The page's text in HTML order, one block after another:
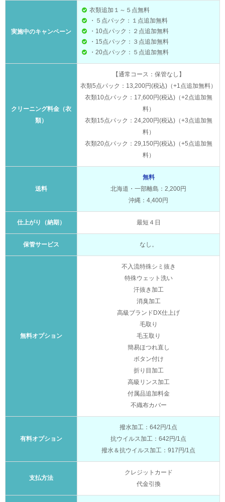
実施中のキャンペーン
衣類追加１～５点無料
・５点パック：１点追加無料
・10点パック：２点追加無料
・15点パック：３点追加無料
・20点パック：５点追加無料
クリーニング料金（衣
類）
【通常コース：保管なし】
衣類5点パック：13,200円(税込)（+1点追加無料）
衣類10点パック：17,600円(税込)（+2点追加無
料）
衣類15点パック：24,200円(税込)（+3点追加無
料）
衣類20点パック：29,150円(税込)（+5点追加無
料）
送料
無料
北海道・一部離島：2,200円
沖縄：4,400円
仕上がり（納期） 最短４日
保管サービス なし。
無料オプション
不入流特殊シミ抜き
特殊ウェット洗い
汗抜き加工
消臭加工
高級ブランドDX仕上げ
毛取り
毛玉取り
簡易ほつれ直し
ボタン付け
折り目加工
高級リンス加工
付属品追加料金
不織布カバー
有料オプション
撥水加工：642円/1点
抗ウイルス加工：642円/1点
撥水＆抗ウイルス加工：917円/1点
支払方法
クレジットカード
代金引換